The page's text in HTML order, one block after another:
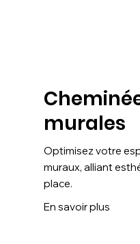
murales
En savoir plus
Optimisez votre
muraux, alliant
place.